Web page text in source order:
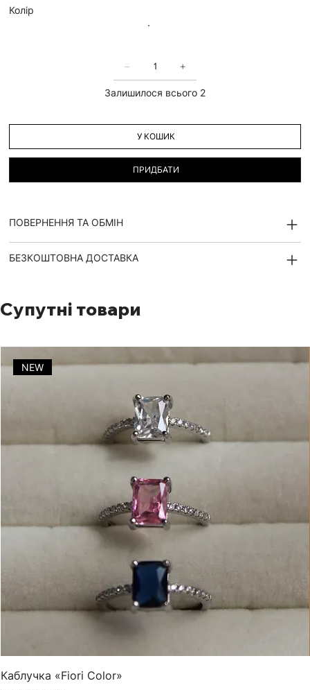
Колір
Залишилося всього 2
У КОШИК
ПРИДБАТИ
ПОВЕРНЕННЯ ТА ОБМІН
БЕЗКОШТОВНА ДОСТАВКА
Супутні товари
NEW
Каблучка «Fiori Color»